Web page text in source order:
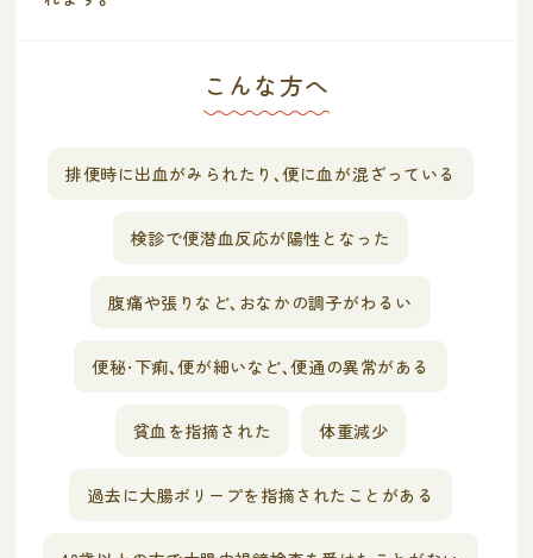
こんな方へ
排便時に出血がみられたり、便に血が混ざっている
検診で便潜血反応が陽性となった
腹痛や張りなど、おなかの調子がわるい
便秘・下痢、便が細いなど、便通の異常がある
貧血を指摘された 体重減少
過去に大腸ポリープを指摘されたことがある